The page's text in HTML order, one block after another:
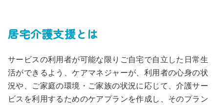
居宅介護支援とは
サービスの利用者が可能な限りご自宅で自立した日常生
活ができるよう、ケアマネジャーが、利用者の心身の状
況や、ご家庭の環境・ご家族の状況に応じて、介護サー
ビスを利用するためのケアプランを作成し、そのプラン